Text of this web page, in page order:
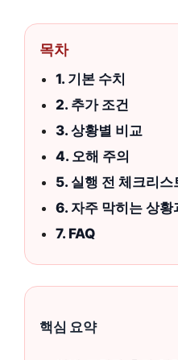
목차
1. 기본 수치
2. 추가 조건
3. 상황별 비교
4. 오해 주의
5. 실행 전 체크리스
6. 자주 막히는 상황
7. FAQ
핵심 요약